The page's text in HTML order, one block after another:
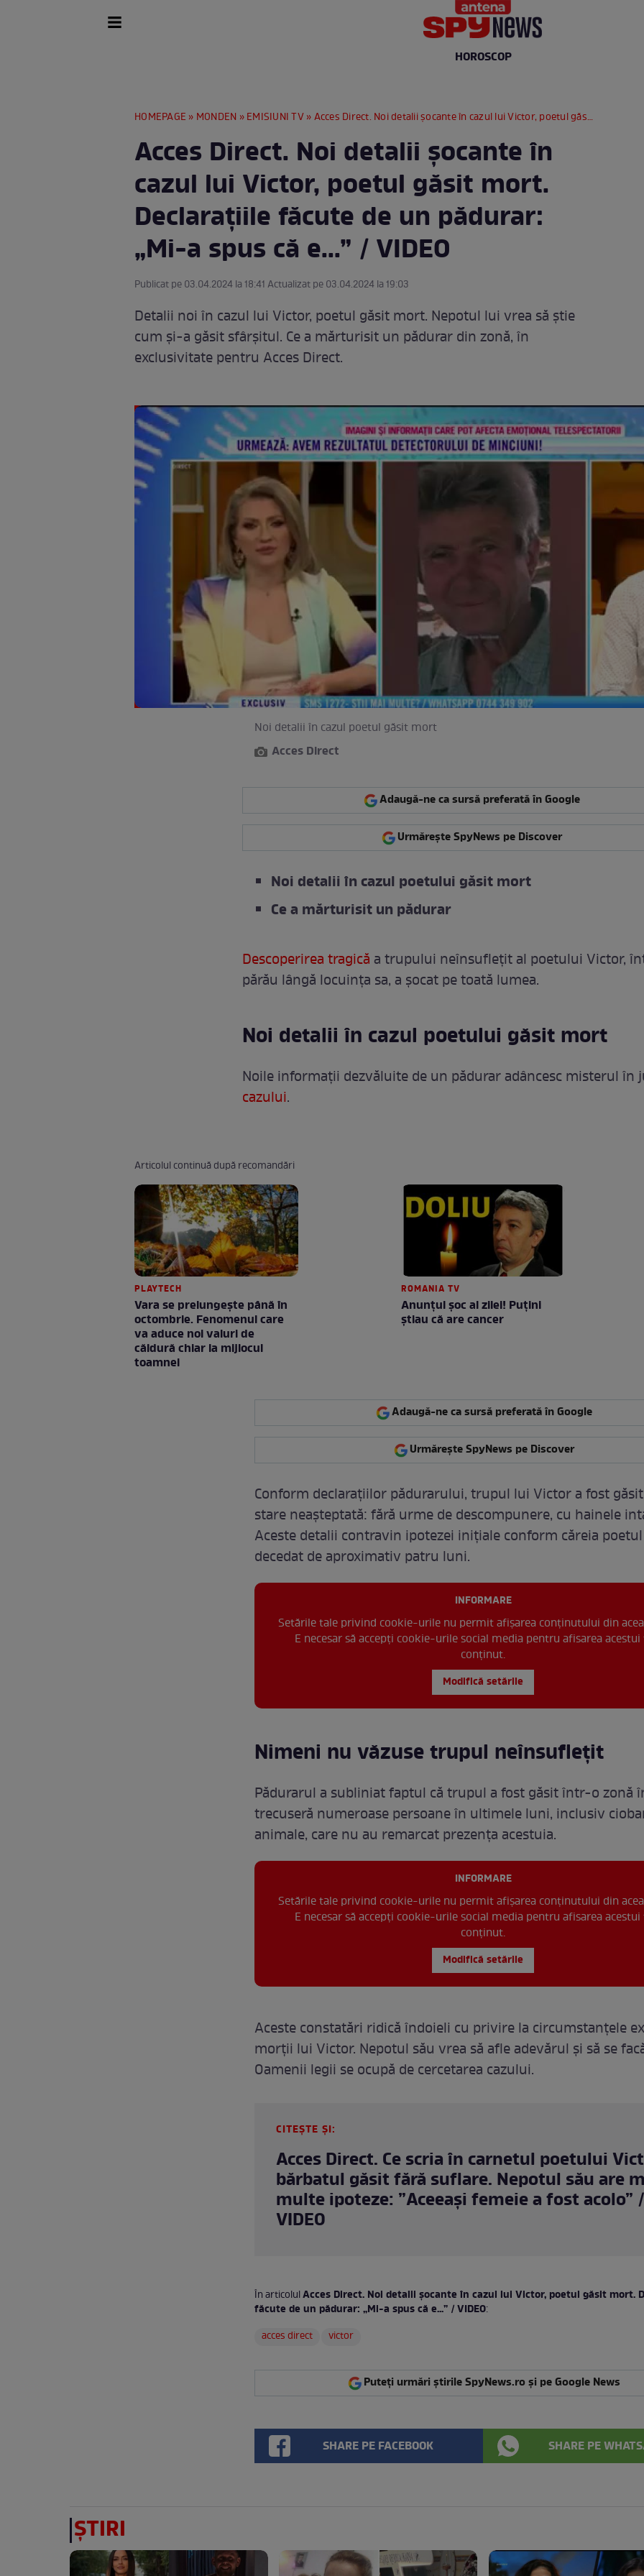
HOROSCOP
HOMEPAGE » MONDEN »EMISIUNI TV» Acces Direct. Noi detalii șocante în cazul lui Victor, poetul găsit mort. Declarațiile făcute de un pădurar: „Mi-a spus că e...” / VIDEO
Acces Direct. Noi detalii șocante în
cazul lui Victor, poetul găsit mort.
Declarațiile făcute de un pădurar:
„Mi-a spus că e...” / VIDEO
Publicat pe 03.04.2024 la 18:41 Actualizat pe 03.04.2024 la 19:03
Detalii noi în cazul lui Victor, poetul găsit mort. Nepotul lui vrea să știe
cum și-a găsit sfârșitul. Ce a mărturisit un pădurar din zonă, în
exclusivitate pentru Acces Direct.
Noi detalii în cazul poetul găsit mort
Acces Direct
Adaugă-ne ca sursă preferată în Google
Urmărește SpyNews pe Discover
Noi detalii în cazul poetului găsit mort
Ce a mărturisit un pădurar
Descoperirea tragică a trupului neînsuflețit al poetului Victor,
părău lângă locuința sa, a șocat pe toată lumea.
Noi detalii în cazul poetului găsit mort
Noile informații dezvăluite de un pădurar adâncesc misterul în
cazului.
Articolul continuă după recomandări
PLAYTECH
Vara se prelungeşte până în
octombrie. Fenomenul care
va aduce noi valuri de
căldură chiar la mijlocul
toamnei
ROMANIA TV
Anunţul şoc al zilei! Puţini
ştiau că are cancer
Adaugă-ne ca sursă preferată în Google
Urmărește SpyNews pe Discover
Conform declarațiilor pădurarului, trupul lui Victor a fost
stare neașteptată: fără urme de descompunere, cu hainele
Aceste detalii contravin ipotezei inițiale conform căreia
decedat de aproximativ patru luni.
INFORMARE
Setările tale privind cookie-urile nu permit afișarea conținutului din
E necesar să accepți cookie-urile social media pentru afisarea
conținut.
Modifică setările
Nimeni nu văzuse trupul neînsuflețit
Pădurarul a subliniat faptul că trupul a fost găsit într-o zonă
trecuseră numeroase persoane în ultimele luni, inclusiv
animale, care nu au remarcat prezența acestuia.
INFORMARE
Setările tale privind cookie-urile nu permit afișarea conținutului din
E necesar să accepți cookie-urile social media pentru afisarea
conținut.
Modifică setările
Aceste constatări ridică îndoieli cu privire la circumstanțele
morții lui Victor. Nepotul său vrea să afle adevărul și să se
Oamenii legii se ocupă de cercetarea cazului.
CITEȘTE ȘI:
Acces Direct. Ce scria în carnetul poetului
bărbatul găsit fără suflare. Nepotul său are
multe ipoteze: ”Aceeași femeie a fost acolo” /
VIDEO
În articolulAcces Direct. Noi detalii șocante în cazul lui Victor, poetul găsit mort.
făcute de un pădurar: „Mi-a spus că e...” / VIDEO:
acces direct
victor
Puteți urmări știrile SpyNews.ro și pe Google News
SHARE PE FACEBOOK SHARE PE
ȘTIRI